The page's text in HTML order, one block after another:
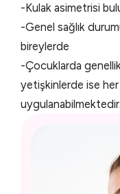
-Kulak asimetrisi
-Genel sağlık
bireylerde
-Çocuklarda
yetişkinlerde ise
uygulanabilmektedir.